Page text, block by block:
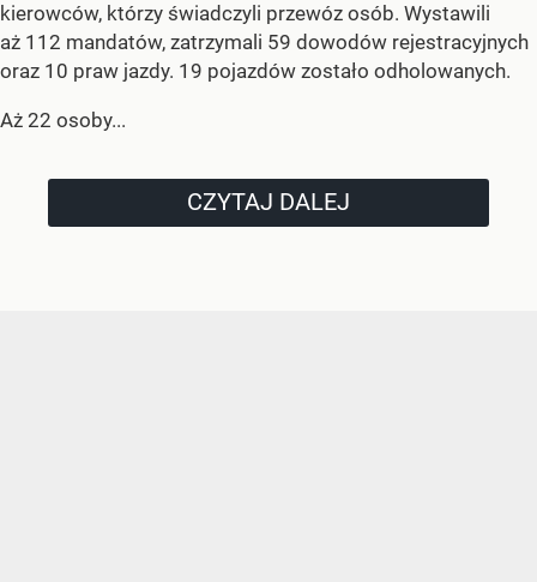
kierowców, którzy świadczyli przewóz osób. Wystawili
aż 112 mandatów, zatrzymali 59 dowodów rejestracyjnych
oraz 10 praw jazdy. 19 pojazdów zostało odholowanych.
Aż 22 osoby...
CZYTAJ DALEJ